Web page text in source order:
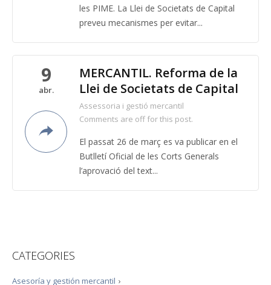
les PIME. La Llei de Societats de Capital
preveu mecanismes per evitar...
9
abr.
MERCANTIL. Reforma de la
Llei de Societats de Capital
Assessoria i gestió mercantil
Comments are off for this post.
El passat 26 de març es va publicar en el
Butlletí Oficial de les Corts Generals
l’aprovació del text...
CATEGORIES
›
Asesoría y gestión mercantil